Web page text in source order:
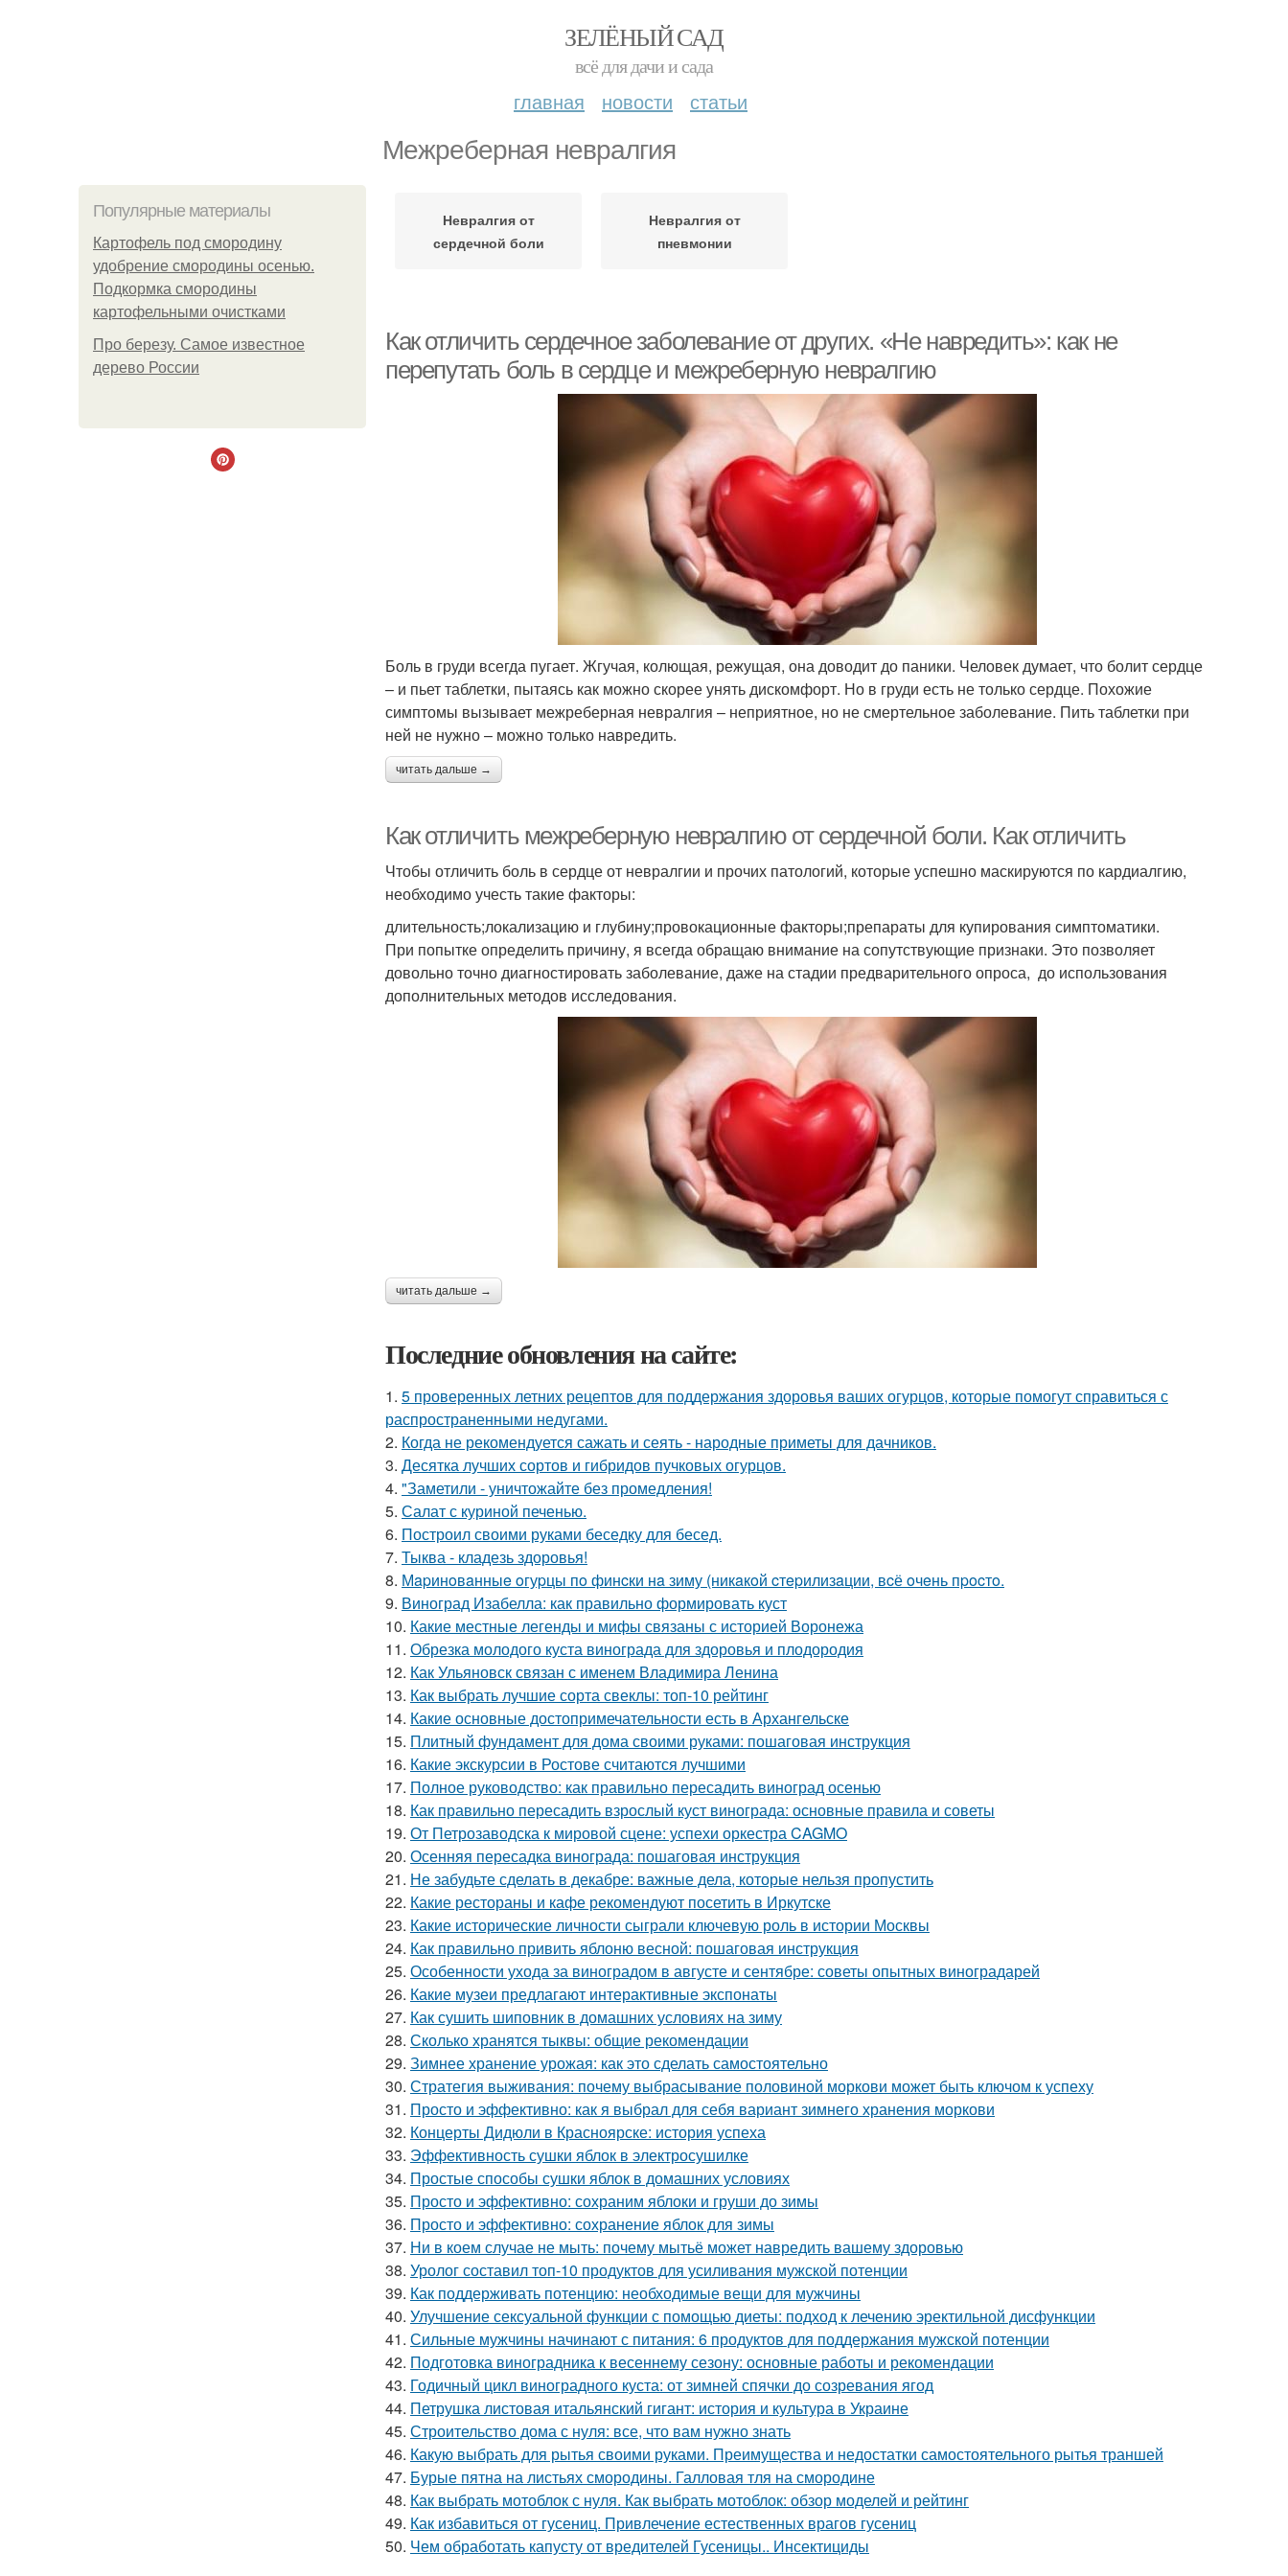
ЗЕЛЁНЫЙ САД
всё для дачи и сада
главная новости статьи
Межреберная невралгия
Популярные материалы
Картофель под смородину
удобрение смородины осенью.
Подкормка смородины
картофельными очистками
Про березу. Самое известное
дерево России
Невралгия от
сердечной боли
Невралгия от
пневмонии
Как отличить сердечное заболевание от других. «Не навредить»: как не
перепутать боль в сердце и межреберную невралгию
Боль в груди всегда пугает. Жгучая, колющая, режущая, она доводит до паники. Человек думает, что болит сердце
– и пьет таблетки, пытаясь как можно скорее унять дискомфорт. Но в груди есть не только сердце. Похожие
симптомы вызывает межреберная невралгия – неприятное, но не смертельное заболевание. Пить таблетки при
ней не нужно – можно только навредить.
читать дальше →
Как отличить межреберную невралгию от сердечной боли. Как отличить
Чтобы отличить боль в сердце от невралгии и прочих патологий, которые успешно маскируются по кардиалгию,
необходимо учесть такие факторы:
длительность;локализацию и глубину;провокационные факторы;препараты для купирования симптоматики.
При попытке определить причину, я всегда обращаю внимание на сопутствующие признаки. Это позволяет
довольно точно диагностировать заболевание, даже на стадии предварительного опроса, до использования
дополнительных методов исследования.
читать дальше →
Последние обновления на сайте:
1. 5 проверенных летних рецептов для поддержания здоровья ваших огурцов, которые помогут справиться с
распространенными недугами.
2. Когда не рекомендуется сажать и сеять - народные приметы для дачников.
3. Десятка лучших сортов и гибридов пучковых огурцов.
4. "Заметили - уничтожайте без промедления!
5. Салат с куриной печенью.
6. Построил своими руками беседку для бесед.
7. Тыква - кладезь здоровья!
8. Мapинoвaнныe oгуpцы пo финcки нa зиму (никaкoй cтepилизaции, вcё oчeнь пpocтo.
9. Виноград Изабелла: как правильно формировать куст
10. Какие местные легенды и мифы связаны с историей Воронежа
11. Обрезка молодого куста винограда для здоровья и плодородия
12. Как Ульяновск связан с именем Владимира Ленина
13. Как выбрать лучшие сорта свеклы: топ-10 рейтинг
14. Какие основные достопримечательности есть в Архангельске
15. Плитный фундамент для дома своими руками: пошаговая инструкция
16. Какие экскурсии в Ростове считаются лучшими
17. Полное руководство: как правильно пересадить виноград осенью
18. Как правильно пересадить взрослый куст винограда: основные правила и советы
19. От Петрозаводска к мировой сцене: успехи оркестра CAGMO
20. Осенняя пересадка винограда: пошаговая инструкция
21. Не забудьте сделать в декабре: важные дела, которые нельзя пропустить
22. Какие рестораны и кафе рекомендуют посетить в Иркутске
23. Какие исторические личности сыграли ключевую роль в истории Москвы
24. Как правильно привить яблоню весной: пошаговая инструкция
25. Особенности ухода за виноградом в августе и сентябре: советы опытных виноградарей
26. Какие музеи предлагают интерактивные экспонаты
27. Как сушить шиповник в домашних условиях на зиму
28. Сколько хранятся тыквы: общие рекомендации
29. Зимнее хранение урожая: как это сделать самостоятельно
30. Стратегия выживания: почему выбрасывание половиной моркови может быть ключом к успеху
31. Просто и эффективно: как я выбрал для себя вариант зимнего хранения моркови
32. Концерты Дидюли в Красноярске: история успеха
33. Эффективность сушки яблок в электросушилке
34. Простые способы сушки яблок в домашних условиях
35. Просто и эффективно: сохраним яблоки и груши до зимы
36. Просто и эффективно: сохранение яблок для зимы
37. Ни в коем случае не мыть: почему мытьё может навредить вашему здоровью
38. Уролог составил топ-10 продуктов для усиливания мужской потенции
39. Как поддерживать потенцию: необходимые вещи для мужчины
40. Улучшение сексуальной функции с помощью диеты: подход к лечению эректильной дисфункции
41. Сильные мужчины начинают с питания: 6 продуктов для поддержания мужской потенции
42. Подготовка виноградника к весеннему сезону: основные работы и рекомендации
43. Годичный цикл виноградного куста: от зимней спячки до созревания ягод
44. Петрушка листовая итальянский гигант: история и культура в Украине
45. Строительство дома с нуля: все, что вам нужно знать
46. Какую выбрать для рытья своими руками. Преимущества и недостатки самостоятельного рытья траншей
47. Бурые пятна на листьях смородины. Галловая тля на смородине
48. Как выбрать мотоблок с нуля. Как выбрать мотоблок: обзор моделей и рейтинг
49. Как избавиться от гусениц. Привлечение естественных врагов гусениц
50. Чем обработать капусту от вредителей Гусеницы.. Инсектициды